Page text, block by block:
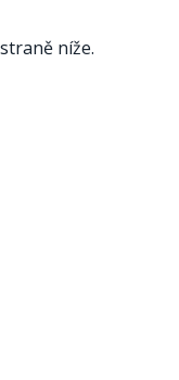
níže.